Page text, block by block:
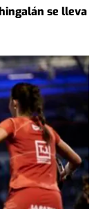
se lleva